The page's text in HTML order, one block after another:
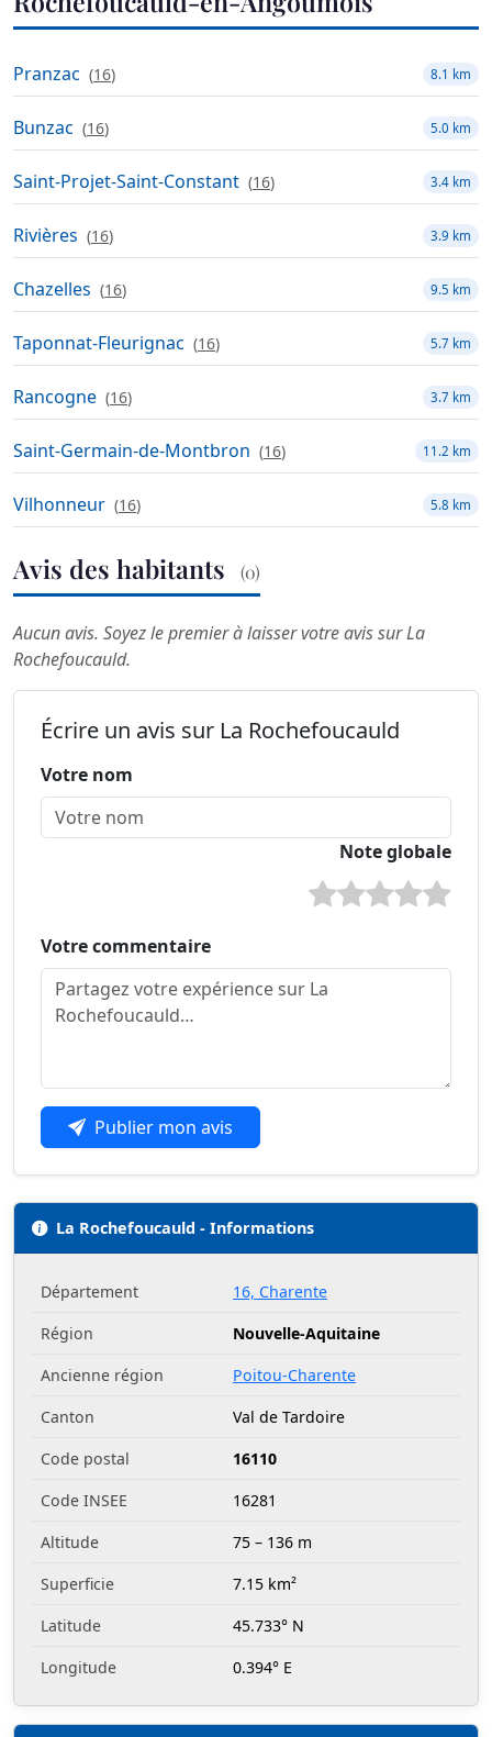
Pranzac (16) 8.1 km
Bunzac (16) 5.0 km
Saint-Projet-Saint-Constant (16) 3.4 km
Rivières (16) 3.9 km
Chazelles (16) 9.5 km
Taponnat-Fleurignac (16) 5.7 km
Rancogne (16) 3.7 km
Saint-Germain-de-Montbron (16) 11.2 km
Vilhonneur (16) 5.8 km
Avis des habitants (0)
Aucun avis. Soyez le premier à laisser votre avis sur La
Rochefoucauld.
Écrire un avis sur La Rochefoucauld
Votre nom
Note globale
Votre commentaire
Publier mon avis
La Rochefoucauld - Informations
Département
16, Charente
Région
Nouvelle-Aquitaine
Ancienne région
Poitou-Charente
Canton
Val de Tardoire
Code postal
16110
Code INSEE
16281
Altitude
75 – 136 m
Superficie
7.15 km²
Latitude
45.733° N
Longitude
0.394° E